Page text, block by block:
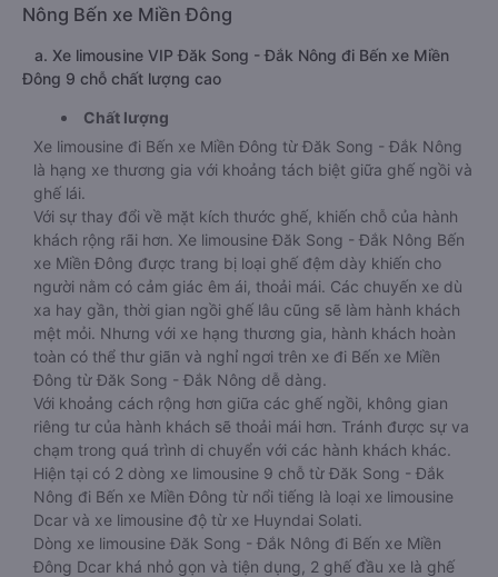
Nông Bến xe Miền Đông
a. Xe limousine VIP Đăk Song - Đắk Nông đi Bến xe Miền
Đông 9 chỗ chất lượng cao
Chất lượng
Xe limousine đi Bến xe Miền Đông từ Đăk Song - Đắk Nông
là hạng xe thương gia với khoảng tách biệt giữa ghế ngồi và
ghế lái.
Với sự thay đổi về mặt kích thước ghế, khiến chỗ của hành
khách rộng rãi hơn. Xe limousine Đăk Song - Đắk Nông Bến
xe Miền Đông được trang bị loại ghế đệm dày khiến cho
người nằm có cảm giác êm ái, thoải mái. Các chuyến xe dù
xa hay gần, thời gian ngồi ghế lâu cũng sẽ làm hành khách
mệt mỏi. Nhưng với xe hạng thương gia, hành khách hoàn
toàn có thể thư giãn và nghỉ ngơi trên xe đi Bến xe Miền
Đông từ Đăk Song - Đắk Nông dễ dàng.
Với khoảng cách rộng hơn giữa các ghế ngồi, không gian
riêng tư của hành khách sẽ thoải mái hơn. Tránh được sự va
chạm trong quá trình di chuyển với các hành khách khác.
Hiện tại có 2 dòng xe limousine 9 chỗ từ Đăk Song - Đắk
Nông đi Bến xe Miền Đông từ nổi tiếng là loại xe limousine
Dcar và xe limousine độ từ xe Huyndai Solati.
Dòng xe limousine Đăk Song - Đắk Nông đi Bến xe Miền
Đông Dcar khá nhỏ gọn và tiện dụng, 2 ghế đầu xe là ghế